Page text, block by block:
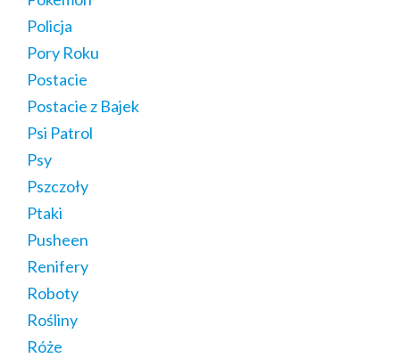
Policja
Pory Roku
Postacie
Postacie z Bajek
Psi Patrol
Psy
Pszczoły
Ptaki
Pusheen
Renifery
Roboty
Rośliny
Róże